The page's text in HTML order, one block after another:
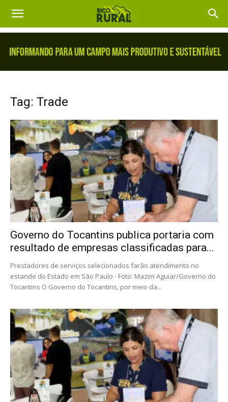
Tag: Trade
Governo do Tocantins publica portaria com
resultado de empresas classificadas para...
Prestadores de serviços selecionados farão atendimento no
estande do Estado em São Paulo - Foto: Mazim Aguiar/Governo do
Tocantins O Governo do Tocantins, por meio da...